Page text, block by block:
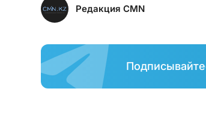
Редакция CMN